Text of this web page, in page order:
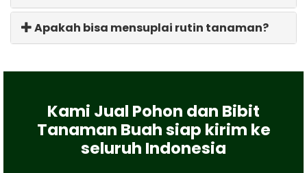
Apakah bisa mensuplai rutin tanaman?
Kami Jual Pohon dan Bibit
Tanaman Buah siap kirim ke
seluruh Indonesia